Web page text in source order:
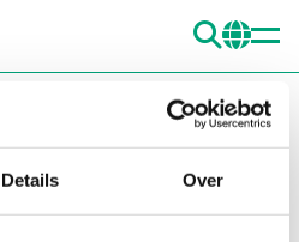
Details Over
Accessories Valves